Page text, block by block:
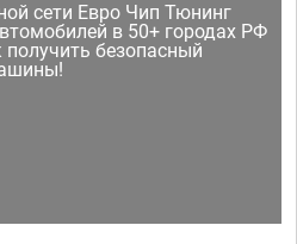
сети Евро Чип Тюнинг
в 50+ городах РФ
безопасный